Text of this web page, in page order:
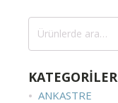
Ara:
KATEGORİLER
ANKASTRE